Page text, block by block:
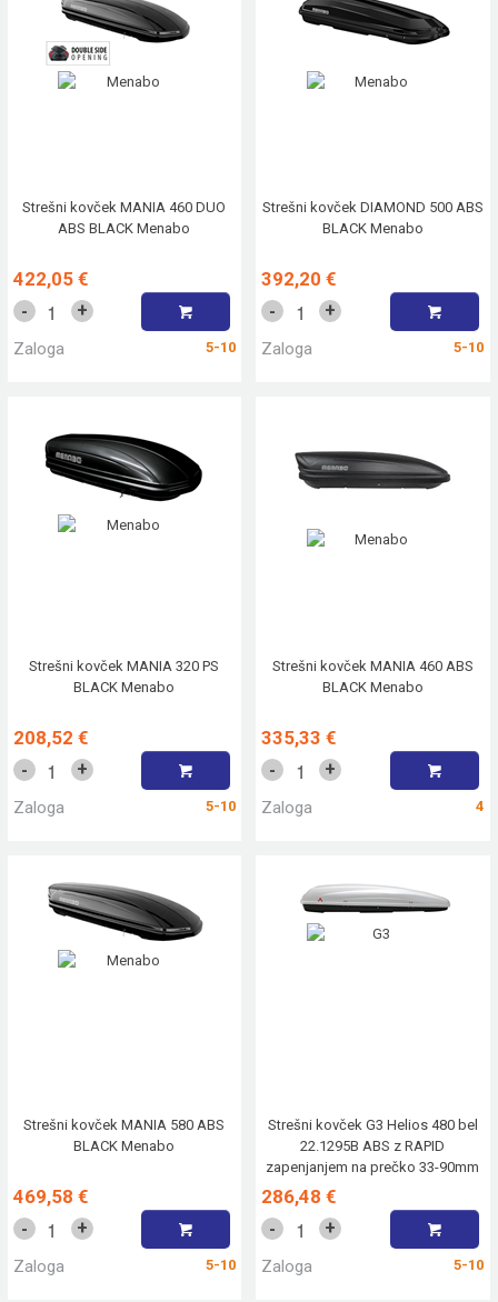
Strešni kovček MANIA 460 DUO
ABS BLACK Menabo
422,05 €
- +
Zaloga 5-10
Strešni kovček DIAMOND 500 ABS
BLACK Menabo
392,20 €
- +
Zaloga 5-10
Strešni kovček MANIA 320 PS
BLACK Menabo
208,52 €
- +
Zaloga 5-10
Strešni kovček MANIA 460 ABS
BLACK Menabo
335,33 €
- +
Zaloga 4
Strešni kovček MANIA 580 ABS
BLACK Menabo
469,58 €
- +
Zaloga 5-10
Strešni kovček G3 Helios 480 bel
22.1295B ABS z RAPID
zapenjanjem na prečko 33-90mm
286,48 €
- +
Zaloga 5-10